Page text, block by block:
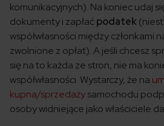
komunikacyjnych). Na koniec udaj
dokumenty i zapłaćpodatek
współwłasności między członkami
zwolnione z opłat). A jeśli chcesz
się na to każda ze stron, nie ma
współwłasności. Wystarczy, że na
kupna/sprzedażysamochodu
osoby widniejące jako właściciele